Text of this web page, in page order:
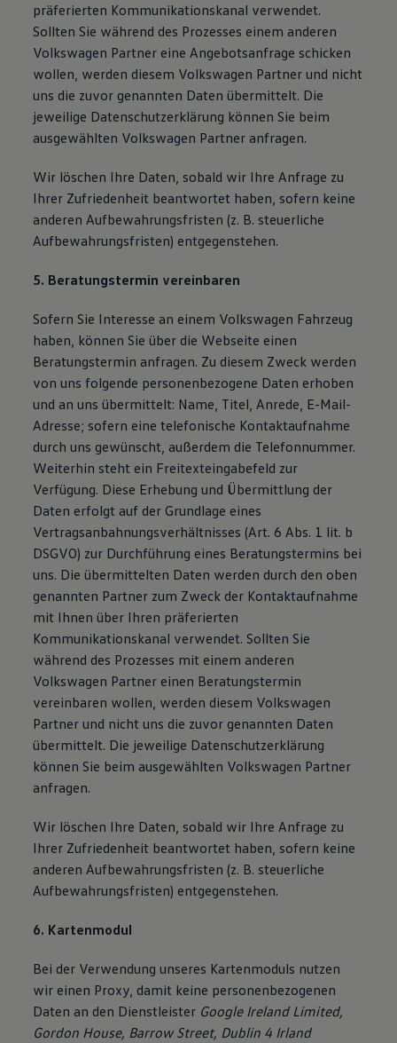
präferierten Kommunikationskanal verwendet.
Sollten Sie während des Prozesses einem anderen
Volkswagen Partner eine Angebotsanfrage schicken
wollen, werden diesem Volkswagen Partner und nicht
uns die zuvor genannten Daten übermittelt. Die
jeweilige Datenschutzerklärung können Sie beim
ausgewählten Volkswagen Partner anfragen.
Wir löschen Ihre Daten, sobald wir Ihre Anfrage zu
Ihrer Zufriedenheit beantwortet haben, sofern keine
anderen Aufbewahrungsfristen (z. B. steuerliche
Aufbewahrungsfristen) entgegenstehen.
5. Beratungstermin vereinbaren
Sofern Sie Interesse an einem Volkswagen Fahrzeug
haben, können Sie über die Webseite einen
Beratungstermin anfragen. Zu diesem Zweck werden
von uns folgende personenbezogene Daten erhoben
und an uns übermittelt: Name, Titel, Anrede, E-Mail-
Adresse; sofern eine telefonische Kontaktaufnahme
durch uns gewünscht, außerdem die Telefonnummer.
Weiterhin steht ein Freitexteingabefeld zur
Verfügung. Diese Erhebung und Übermittlung der
Daten erfolgt auf der Grundlage eines
Vertragsanbahnungsverhältnisses (Art. 6 Abs. 1 lit. b
DSGVO) zur Durchführung eines Beratungstermins bei
uns. Die übermittelten Daten werden durch den oben
genannten Partner zum Zweck der Kontaktaufnahme
mit Ihnen über Ihren präferierten
Kommunikationskanal verwendet. Sollten Sie
während des Prozesses mit einem anderen
Volkswagen Partner einen Beratungstermin
vereinbaren wollen, werden diesem Volkswagen
Partner und nicht uns die zuvor genannten Daten
übermittelt. Die jeweilige Datenschutzerklärung
können Sie beim ausgewählten Volkswagen Partner
anfragen.
Wir löschen Ihre Daten, sobald wir Ihre Anfrage zu
Ihrer Zufriedenheit beantwortet haben, sofern keine
anderen Aufbewahrungsfristen (z. B. steuerliche
Aufbewahrungsfristen) entgegenstehen.
6. Kartenmodul
Bei der Verwendung unseres Kartenmoduls nutzen
wir einen Proxy, damit keine personenbezogenen
Daten an den Dienstleister Google Ireland Limited,
Gordon House, Barrow Street, Dublin 4 Irland